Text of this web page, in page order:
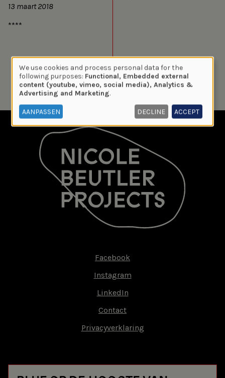
13 maart 2018
****
Facebook
Instagram
LinkedIn
Contact
Privacyverklaring
Use
of
personal
data
and
cookies
We use cookies and process personal data for the
following purposes: Functional, Embedded external
content (youtube, vimeo, social media), Analytics &
Advertising and Marketing.
AANPASSEN DECLINE ACCEPT